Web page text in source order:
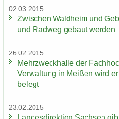
02.03.2015
Zwi­schen Wald­heim und
und Rad­weg ge­baut wer­den
26.02.2015
Mehr­zweck­hal­le der
Ver­wal­tung in Mei­ßen wird
be­legt
23.02.2015